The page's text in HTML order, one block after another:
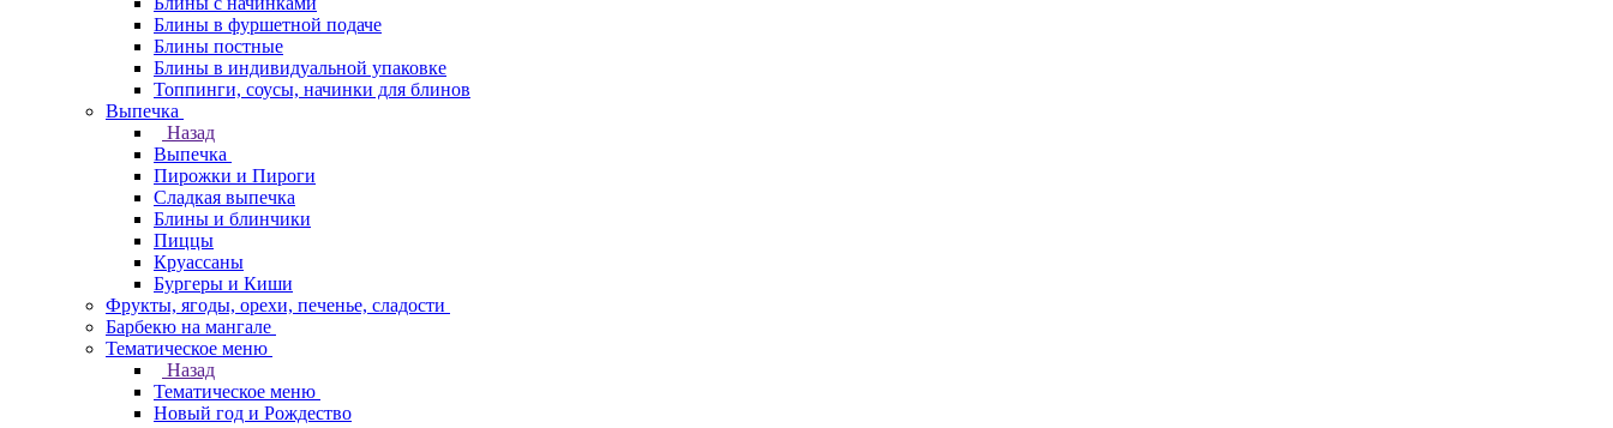
Блины в фуршетной подаче
Блины постные
Блины в индивидуальной упаковке
Топпинги, соусы, начинки для блинов
Выпечка
Назад
Выпечка
Пирожки и Пироги
Сладкая выпечка
Блины и блинчики
Пиццы
Круасcаны
Бургеры и Киши
Фрукты, ягоды, орехи, печенье, сладости
Барбекю на мангале
Тематическое меню
Назад
Тематическое меню
Новый год и Рождество